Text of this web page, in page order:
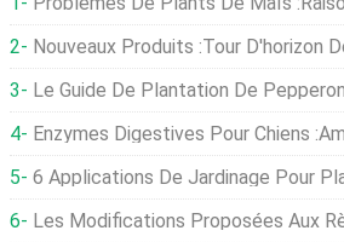
Nouveaux Produits :Tour D'horizon
Le Guide De Plantation De
Enzymes Digestives Pour Chiens :améliorer
6 Applications De Jardinage Pour
Les Modifications Proposées Aux Règles Fédérales De Transformation Du